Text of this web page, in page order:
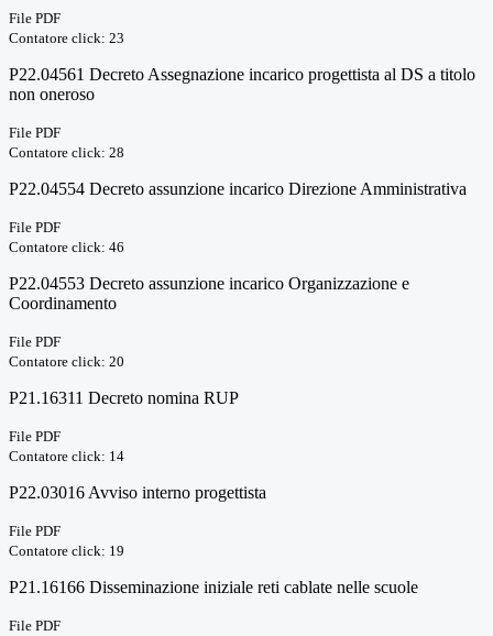
File PDF
Contatore click: 23
P22.04561 Decreto Assegnazione incarico progettista al DS a titolo
non oneroso
File PDF
Contatore click: 28
P22.04554 Decreto assunzione incarico Direzione Amministrativa
File PDF
Contatore click: 46
P22.04553 Decreto assunzione incarico Organizzazione e
Coordinamento
File PDF
Contatore click: 20
P21.16311 Decreto nomina RUP
File PDF
Contatore click: 14
P22.03016 Avviso interno progettista
File PDF
Contatore click: 19
P21.16166 Disseminazione iniziale reti cablate nelle scuole
File PDF